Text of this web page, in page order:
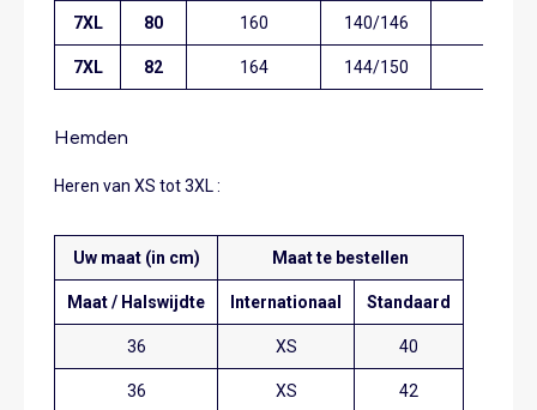
7XL 80 160 140/146
7XL 82 164 144/150
Hemden
Heren van XS tot 3XL :
Uw maat (in cm) Maat te bestellen
Maat / Halswijdte Internationaal Standaard
36 XS 40
36 XS 42